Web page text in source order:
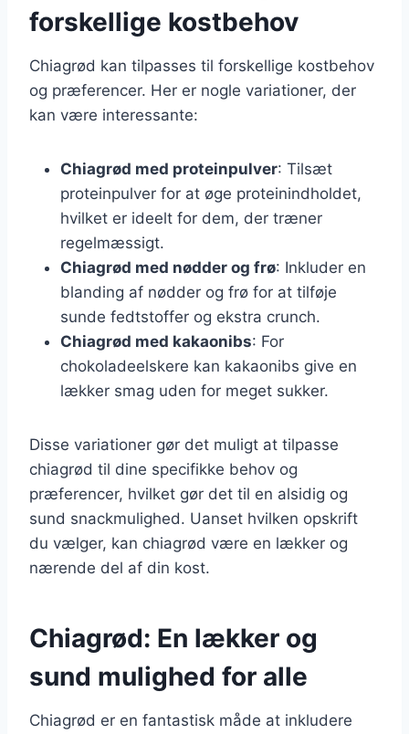
forskellige kostbehov
Chiagrød kan tilpasses til forskellige kostbehov
og præferencer. Her er nogle variationer, der
kan være interessante:
Chiagrød med proteinpulver: Tilsæt
proteinpulver for at øge proteinindholdet,
hvilket er ideelt for dem, der træner
regelmæssigt.
Chiagrød med nødder og frø: Inkluder en
blanding af nødder og frø for at tilføje
sunde fedtstoffer og ekstra crunch.
Chiagrød med kakaonibs: For
chokoladeelskere kan kakaonibs give en
lækker smag uden for meget sukker.
Disse variationer gør det muligt at tilpasse
chiagrød til dine specifikke behov og
præferencer, hvilket gør det til en alsidig og
sund snackmulighed. Uanset hvilken opskrift
du vælger, kan chiagrød være en lækker og
nærende del af din kost.
Chiagrød: En lækker og
sund mulighed for alle
Chiagrød er en fantastisk måde at inkludere